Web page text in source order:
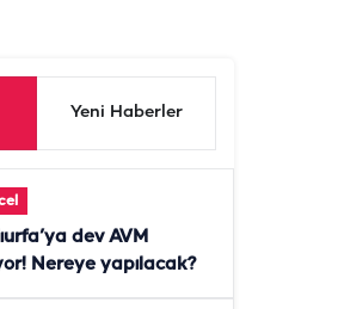
Yeni Haberler
dev AVM
Nereye yapılacak?